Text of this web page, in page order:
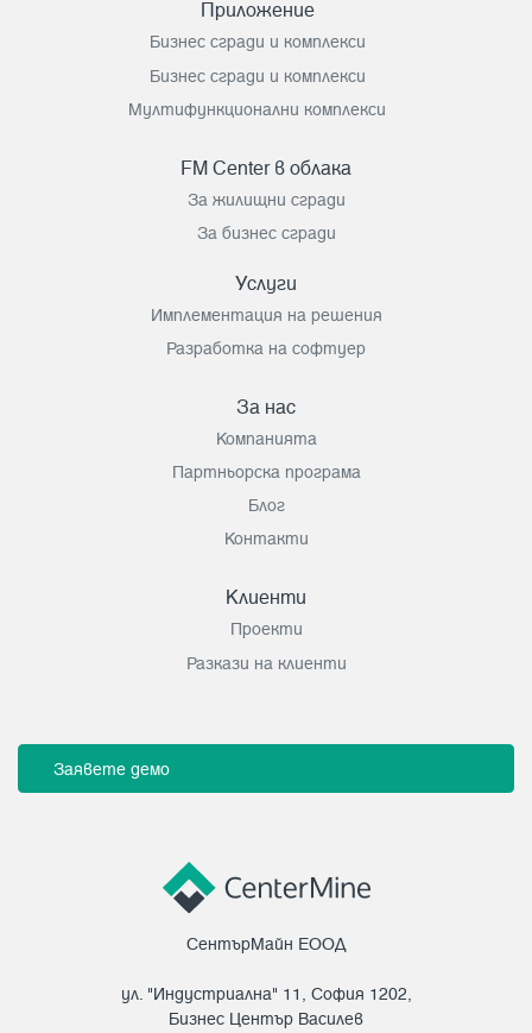
Приложение
Бизнес сгради и комплекси
Бизнес сгради и комплекси
Мултифункционални комплекси
FM Center в облака
За жилищни сгради
За бизнес сгради
Услуги
Имплементация на решения
Разработка на софтуер
За нас
Компанията
Партньорска програма
Блог
Контакти
Клиенти
Проекти
Разкази на клиенти
Заявете демо
СентърМайн ЕООД
ул. "Индустриална" 11, София 1202,
Бизнес Център Василев